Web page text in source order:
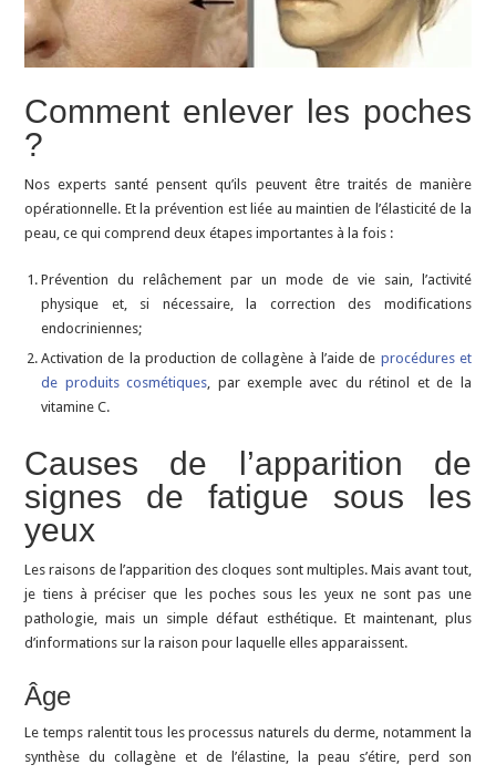
Comment enlever les poches
?
Nos experts santé pensent qu’ils peuvent être traités de manière
opérationnelle. Et la prévention est liée au maintien de l’élasticité de la
peau, ce qui comprend deux étapes importantes à la fois :
Prévention du relâchement par un mode de vie sain, l’activité
physique et, si nécessaire, la correction des modifications
endocriniennes;
Activation de la production de collagène à l’aide de procédures et
de produits cosmétiques , par exemple avec du rétinol et de la
vitamine C.
Causes de l’apparition de
signes de fatigue sous les
yeux
Les raisons de l’apparition des cloques sont multiples. Mais avant tout,
je tiens à préciser que les poches sous les yeux ne sont pas une
pathologie, mais un simple défaut esthétique. Et maintenant, plus
d’informations sur la raison pour laquelle elles apparaissent.
Âge
Le temps ralentit tous les processus naturels du derme, notamment la
synthèse du collagène et de l’élastine, la peau s’étire, perd son